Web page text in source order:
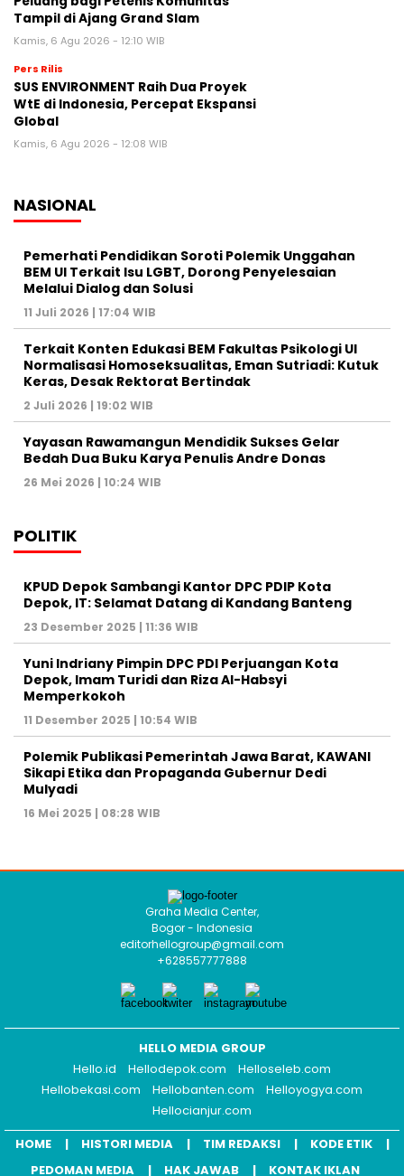
Tampil di Ajang Grand Slam
Kamis, 6 Agu 2026 - 12:10 WIB
Pers Rilis
SUS ENVIRONMENT Raih Dua Proyek
WtE di Indonesia, Percepat Ekspansi
Global
Kamis, 6 Agu 2026 - 12:08 WIB
NASIONAL
Pemerhati Pendidikan Soroti Polemik Unggahan
BEM UI Terkait Isu LGBT, Dorong Penyelesaian
Melalui Dialog dan Solusi
11 Juli 2026 | 17:04 WIB
Terkait Konten Edukasi BEM Fakultas Psikologi UI
Normalisasi Homoseksualitas, Eman Sutriadi: Kutuk
Keras, Desak Rektorat Bertindak
2 Juli 2026 | 19:02 WIB
Yayasan Rawamangun Mendidik Sukses Gelar
Bedah Dua Buku Karya Penulis Andre Donas
26 Mei 2026 | 10:24 WIB
POLITIK
KPUD Depok Sambangi Kantor DPC PDIP Kota
Depok, IT: Selamat Datang di Kandang Banteng
23 Desember 2025 | 11:36 WIB
Yuni Indriany Pimpin DPC PDI Perjuangan Kota
Depok, Imam Turidi dan Riza Al-Habsyi
Memperkokoh
11 Desember 2025 | 10:54 WIB
Polemik Publikasi Pemerintah Jawa Barat, KAWANI
Sikapi Etika dan Propaganda Gubernur Dedi
Mulyadi
16 Mei 2025 | 08:28 WIB
Graha Media Center,
Bogor - Indonesia
editorhellogroup@gmail.com
+628557777888
HELLO MEDIA GROUP
Hello.id
Hellodepok.com
Helloseleb.com
Hellobekasi.com
Hellobanten.com
Helloyogya.com
Hellocianjur.com
HOME
HISTORI MEDIA TIM REDAKSI
KODE ETIK
PEDOMAN MEDIA
HAK JAWAB KONTAK IKLAN